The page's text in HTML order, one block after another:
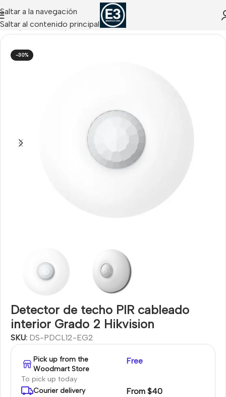
Saltar a la navegación
Saltar al contenido principal
Inicio Detectores/ Detectores de Interior
-30%
Detector de techo PIR cableado
interior Grado 2 Hikvision
SKU: DS-PDCL12-EG2
Pick up from the
Woodmart Store
To pick up today
Free
Courier delivery
From $40